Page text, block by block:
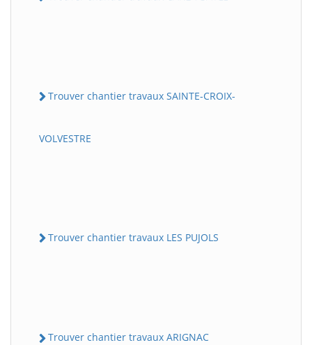
Trouver chantier travaux SAINTE-CROIX-
VOLVESTRE
Trouver chantier travaux LES PUJOLS
Trouver chantier travaux ARIGNAC